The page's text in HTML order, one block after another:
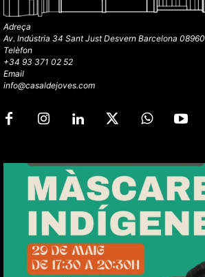
Adreça
Av. Indústria 34 Sant Just Desvern Barcelona 08960
Telèfon
+34 93 371 02 52
Email
info@casaldejoves.com